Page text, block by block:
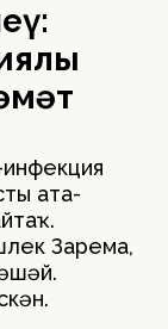
инфекция
ата-
Зарема,